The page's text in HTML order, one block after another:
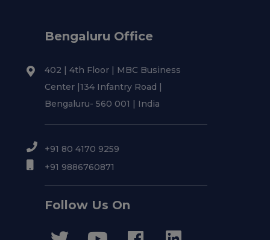
Bengaluru Office
402 | 4th Floor | MBC Business
Center |134 Infantry Road |
Bengaluru- 560 001 | India
+91 80 4170 9259
+91 9886760871
Follow Us On